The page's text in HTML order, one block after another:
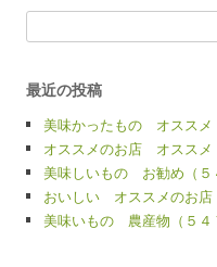
索:
最近の投稿
美味かったもの オススメ
オススメのお店 オススメ
美味しいもの お勧め（５
おいしい オススメのお店
美味いもの 農産物（５４